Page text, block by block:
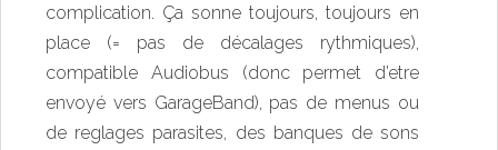
complication. Ça sonne toujours, toujours en
place (= pas de décalages rythmiques),
compatible Audiobus (donc permet d’etre
envoyé vers GarageBand), pas de menus ou
de reglages parasites, des banques de sons